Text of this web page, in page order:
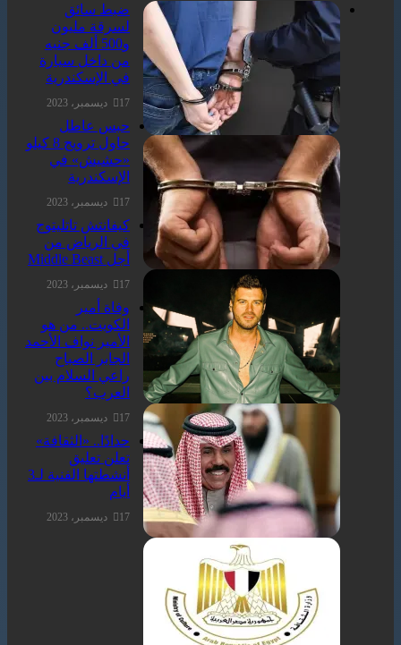
ضبط سائق
لسرقة مليون
و500 ألف جنيه
من داخل سيارة
في الإسكندرية
17 ديسمبر، 2023
حبس عاطل
حاول ترويج 8 كيلو
«حشيش» في
الإسكندرية
17 ديسمبر، 2023
كيفانتش تاتليتوج
في الرياض من
أجل Middle Beast
17 ديسمبر، 2023
وفاة أمير
الكويت.. من هو
الأمير نواف الأحمد
الجابر الصباح
راعي السلام بين
العرب؟
17 ديسمبر، 2023
حدادًا.. «الثقافة»
تعلن تعليق
أنشطتها الفنية لـ3
أيام
17 ديسمبر، 2023